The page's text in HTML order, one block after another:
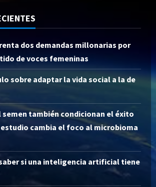
dos demandas millonarias por
de voces femeninas
sobre adaptar la vida social a la de
semen también condicionan el éxito
cambia el foco al microbioma
si una inteligencia artificial tiene